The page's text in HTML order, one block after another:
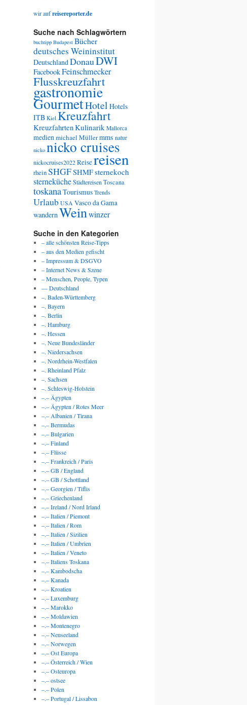
Journalismuswir aufreisereporter.de
Suche nach Schlagwörtern
buchtipp Budapest Bücher
deutsches Weininstitut
DeutschlandDonauDWI
FacebookFeinschmecker
Flusskreuzfahrt
gastronomie
GourmetHotel Hotels
ITB Kiel Kreuzfahrt
KreuzfahrtenKulinarik Mallorca
medienmichael Müllermms natur
nicko nicko cruises
nickocruises2022Reisereisen
rheinSHGFSHMFsternekoch
sternekücheStädtereisenToscana
toskanaTourismus Trends
Urlaub USA Vasco da Gama
wandernWeinwinzer
Suche in den Kategorien
– alle schönsten Reise-Tipps
– aus den Medien gefischt
– Impressum & DSGVO
– Internet News & Szene
– Menschen, People, Typen
— Deutschland
–. Baden-Württemberg
–. Bayern
–. Berlin
–. Hamburg
–. Hessen
–. Neue Bundesländer
–. Niedersachsen
–. Nordrhein-Westfalen
–. Rheinland Pfalz
–. Sachsen
–. Schleswig-Holstein
–.– Ägypten
–.– Ägypten / Rotes Meer
–.– Albanien / Tirana
–.– Bermudas
–.– Bulgarien
–.– Finland
–.– Flüsse
–.– Frankreich / Paris
–.– GB / England
–.– GB / Schottland
–.– Georgien / Tiflis
–.– Griechenland
–.– Ireland / Nord Irland
–.– Italien / Piemont
–.– Italien / Rom
–.– Italien / Sizilien
–.– Italien / Umbrien
–.– Italien / Veneto
–.– Italiens Toskana
–.– Kambodscha
–.– Kanada
–.– Kroatien
–.– Luxemburg
–.– Marokko
–.– Moldawien
–.– Montenegro
–.– Neuseeland
–.– Norwegen
–.– Ost Europa
–.– Österreich / Wien
–.– Osteuropa
–.– ostsee
–.– Polen
–.– Portugal / Lissabon